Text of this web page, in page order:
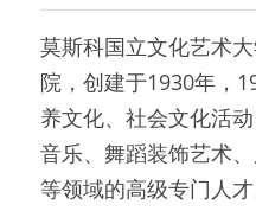
莫斯科国立文化艺术
院，创建于1930年，
养文化、社会文化活
音乐、舞蹈装饰艺术
等领域的高级专门人才